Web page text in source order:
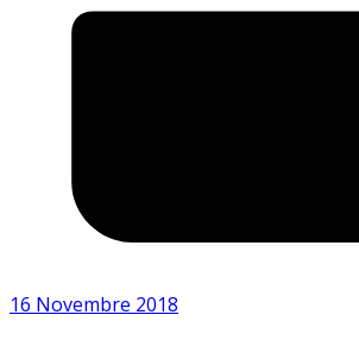
16 Novembre 2018